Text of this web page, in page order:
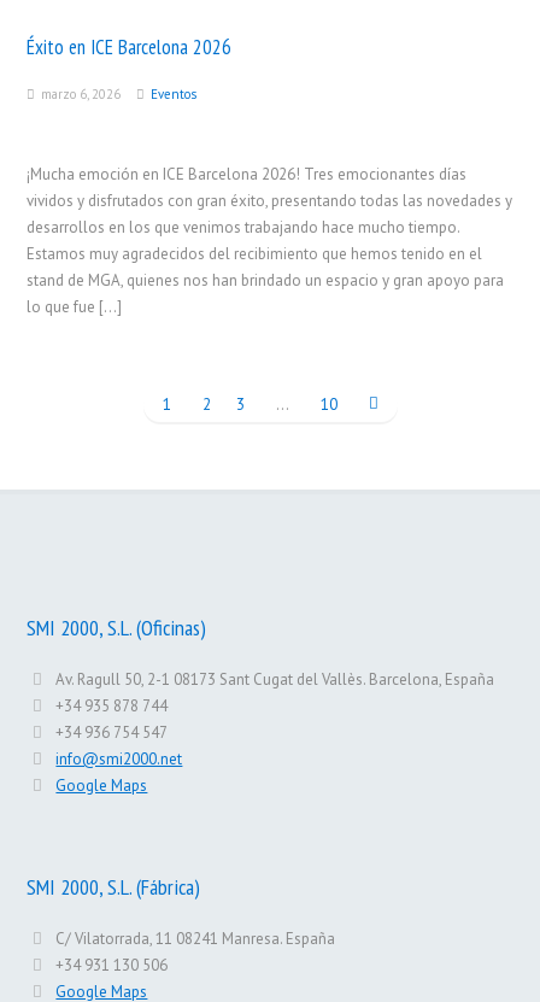
Éxito en ICE Barcelona 2026
marzo 6, 2026 Eventos
¡Mucha emoción en ICE Barcelona 2026! Tres emocionantes días
vividos y disfrutados con gran éxito, presentando todas las novedades y
desarrollos en los que venimos trabajando hace mucho tiempo.
Estamos muy agradecidos del recibimiento que hemos tenido en el
stand de MGA, quienes nos han brindado un espacio y gran apoyo para
lo que fue […]
1 2 3 … 10
SMI 2000, S.L. (Oficinas)
Av. Ragull 50, 2-1 08173 Sant Cugat del Vallès. Barcelona, España
+34 935 878 744
+34 936 754 547
info@smi2000.net
Google Maps
SMI 2000, S.L. (Fábrica)
C/ Vilatorrada, 11 08241 Manresa. España
+34 931 130 506
Google Maps